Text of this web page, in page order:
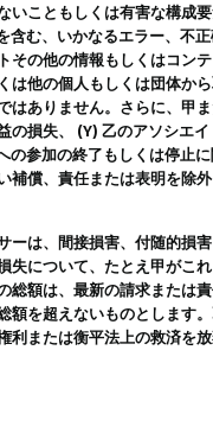
いこともしくは有害な構成
含む、いかなるエラー、不
その他の情報もしくはコン
は他の個人もしくは団体か
はありません。さらに、甲
の損失、 (Y) 乙のアソシエ
の参加の終了もしくは停止
補償、責任または表明を除
ーは、間接損害、付随的損
失について、たとえ甲がこ
総額は、最新の請求または
額を超えないものとします
利または衡平法上の救済を